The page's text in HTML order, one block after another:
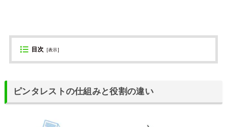
目次 [表示]
ピンタレストの仕組みと役割の違い